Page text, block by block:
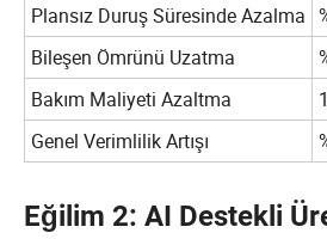
Plansız Duruş Süresinde Azalma
Bileşen Ömrünü Uzatma
Bakım Maliyeti Azaltma
Genel Verimlilik Artışı
Eğilim 2: AI Destekli